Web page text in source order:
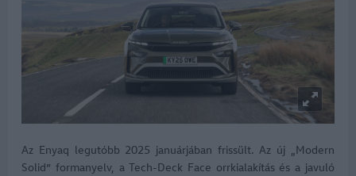
Az Enyaq legutóbb 2025 januárjában frissült. Az új „Modern
Solid” formanyelv, a Tech-Deck Face orrkialakítás és a javuló